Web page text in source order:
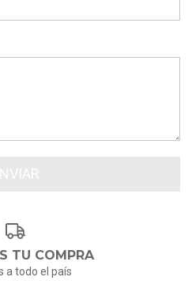
TU COMPRA
a todo el país